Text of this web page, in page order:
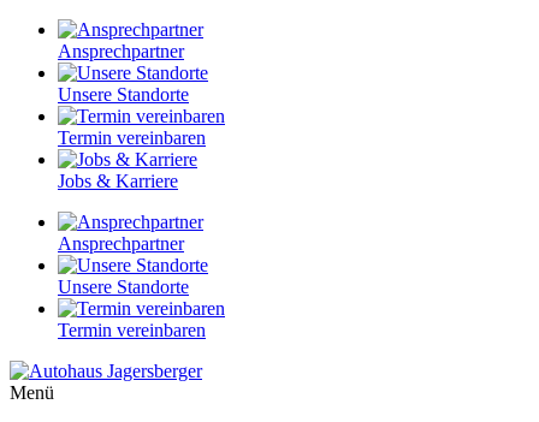
Ansprech­partner
Unsere Standorte
Termin vereinbaren
Jobs & Karriere
Ansprech­partner
Unsere Standorte
Termin vereinbaren
Menü